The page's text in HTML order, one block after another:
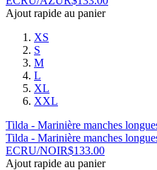
Ajout rapide au panier
XS
S
M
L
XL
XXL
Tilda - Marinière manches
Tilda - Marinière manches
ECRU/NOIR$133.00
Ajout rapide au panier